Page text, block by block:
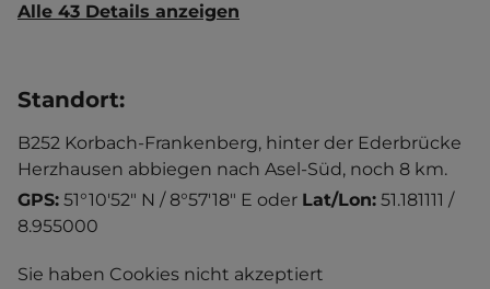
Alle 43 Details anzeigen
Standort:
B252 Korbach-Frankenberg, hinter der Ederbrücke
Herzhausen abbiegen nach Asel-Süd, noch 8 km.
GPS: 51°10'52" N / 8°57'18" E oder Lat/Lon: 51.181111 /
8.955000
Sie haben Cookies nicht akzeptiert